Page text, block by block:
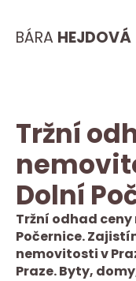
BÁRA HEJDOVÁ
Tržní
Dolní
Tržní odhad
Počernice.
nemovitosti v
Praze. Byty,